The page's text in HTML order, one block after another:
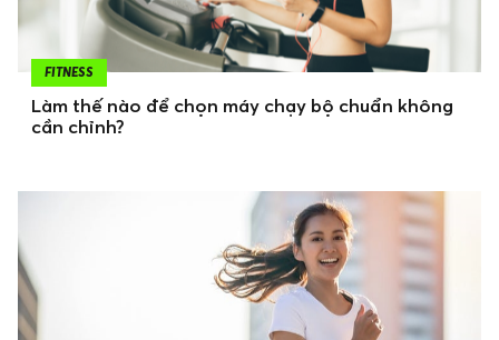
FITNESS
Làm thế nào để chọn máy chạy bộ chuẩn không
cần chỉnh?